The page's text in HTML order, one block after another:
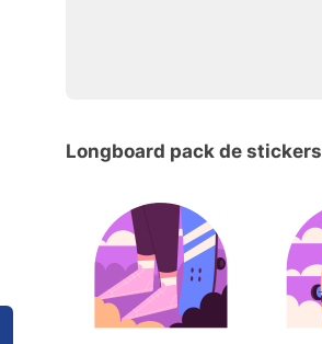
Longboard pack de stickers